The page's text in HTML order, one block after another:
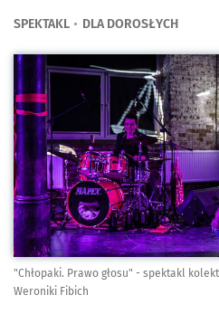
SPEKTAKL DLA DOROSŁYCH
Kliknij, aby powiększyć
"Chłopaki. Prawo głosu" - spektakl
Weroniki Fibich